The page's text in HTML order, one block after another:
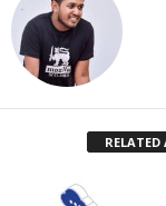
RELATED